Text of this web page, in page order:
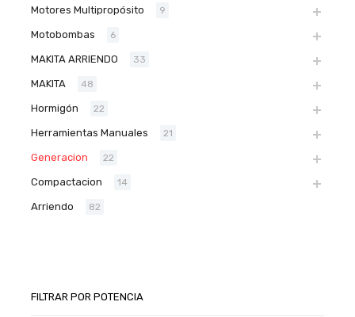
Motores Multipropósito 9
Motobombas 6
MAKITA ARRIENDO 33
MAKITA 48
Hormigón 22
Herramientas Manuales 21
Generacion 22
Compactacion 14
Arriendo 82
FILTRAR POR POTENCIA